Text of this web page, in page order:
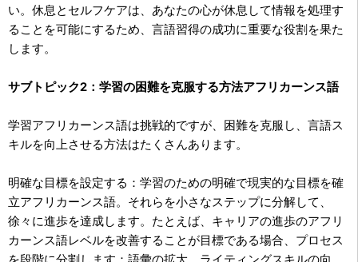
い。休息とセルフケアは、あなたの心が休息して情報を処理す
ることを可能にするため、言語習得の成功に重要な役割を果た
します。
サブトピック2：学習の困難を克服する方法アフリカーンス語
学習アフリカーンス語は挑戦的ですが、困難を克服し、言語ス
キルを向上させる方法はたくさんあります。
明確な目標を設定する：学習のための明確で現実的な目標を確
立アフリカーンス語。それらを小さなステップに分解して、
徐々に進歩を達成します。たとえば、キャリアの進歩のアフリ
カーンス語レベルを改善することが目標である場合、プロセス